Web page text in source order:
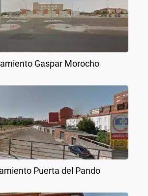
Gaspar Morocho
Puerta del Pando